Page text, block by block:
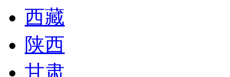
西藏
陕西
甘肃